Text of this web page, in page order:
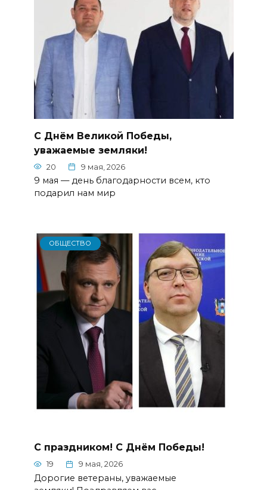
С Днём Великой Победы,
уважаемые земляки!
20 9 мая, 2026
9 мая — день благодарности всем, кто
подарил нам мир
ОБЩЕСТВО
С праздником! С Днём Победы!
19 9 мая, 2026
Дорогие ветераны, уважаемые